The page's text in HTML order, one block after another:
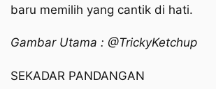
baru memilih yang cantik di hati.
Gambar Utama : @TrickyKetchup
SEKADAR PANDANGAN